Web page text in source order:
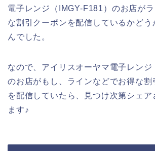
電子レンジ（IMGY-F181）のお店が
な割引クーポンを配信しているかどう
んでした。
なので、アイリスオーヤマ電子レンジ
のお店がもし、ラインなどでお得な割
を配信していたら、見つけ次第シェア
ます♪